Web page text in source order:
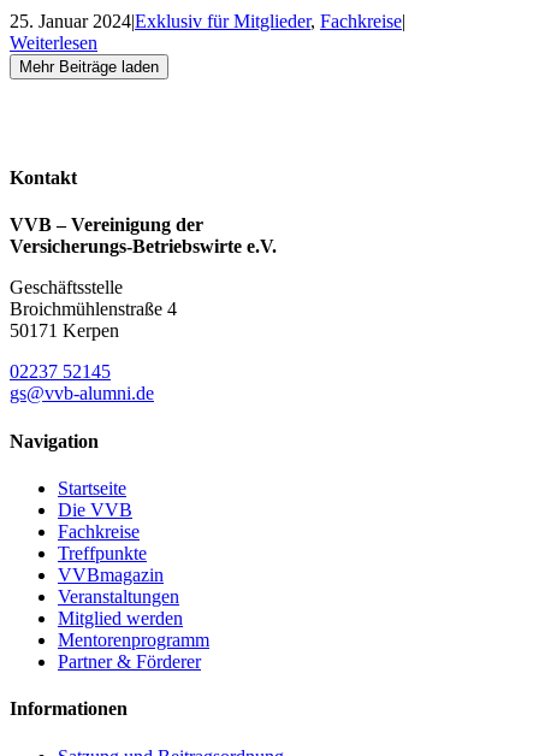
25. Januar 2024|Exklusiv für Mitglieder, Fachkreise|
Weiterlesen
Mehr Beiträge laden
Kontakt
VVB – Vereinigung der
Versicherungs-Betriebswirte e.V.
Geschäftsstelle
Broichmühlenstraße 4
50171 Kerpen
02237 52145
gs@vvb-alumni.de
Navigation
Startseite
Die VVB
Fachkreise
Treffpunkte
VVBmagazin
Veranstaltungen
Mitglied werden
Mentorenprogramm
Partner & Förderer
Informationen